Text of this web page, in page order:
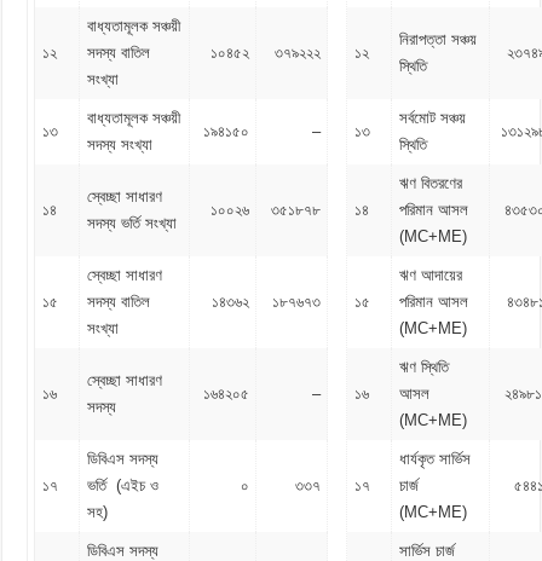
১২
বাধ্যতামূলক সঞ্চয়ী
সদস্য বাতিল
সংখ্যা
১০৪৫২ ৩৭৯২২২ ১২
নিরাপত্তা সঞ্চয়
স্থিতি
১৩
বাধ্যতামূলক সঞ্চয়ী
সদস্য সংখ্যা
১৯৪১৫০ – ১৩
সর্বমোট সঞ্চয়
স্থিতি
১৪
স্বেচ্ছা সাধারণ
সদস্য ভর্তি সংখ্যা
১০০২৬ ৩৫১৮৭৮ ১৪
ঋণ বিতরণের
পরিমান আসল
(MC+ME)
১৫
স্বেচ্ছা সাধারণ
সদস্য বাতিল
সংখ্যা
১৪৩৬২ ১৮৭৬৭৩ ১৫
ঋণ আদায়ের
পরিমান আসল
(MC+ME)
১৬
স্বেচ্ছা সাধারণ
সদস্য
১৬৪২০৫ – ১৬
ঋণ স্থিতি
আসল
(MC+ME)
১৭
ডিবিএস সদস্য
ভর্তি (এইচ ও
সহ)
০ ৩৩৭ ১৭
ধার্যকৃত সার্ভিস
চার্জ
(MC+ME)
ডিবিএস সদস্য
সার্ভিস চার্জ